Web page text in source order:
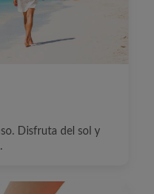
Disfruta del sol y